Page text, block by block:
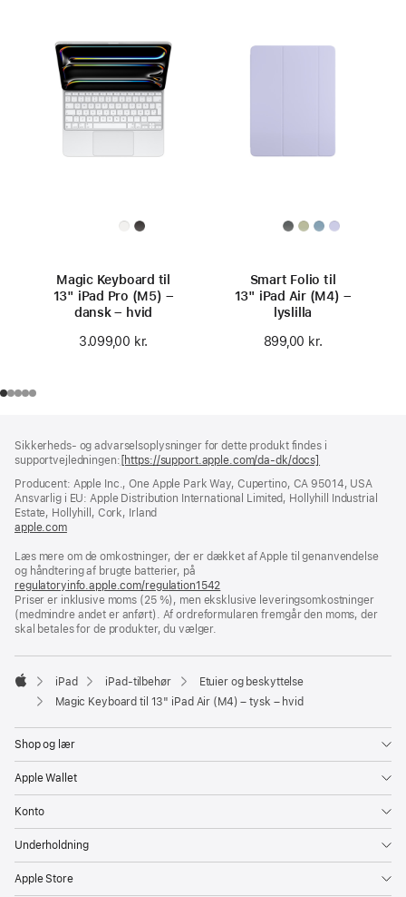
Magic Keyboard til
13" iPad Pro (M5) –
dansk – hvid
3.099,00 kr.
Smart Folio til
13" iPad Air (M4) –
lyslilla
899,00 kr.
Sikkerheds- og advarselsoplysninger for dette produkt findes i
supportvejledningen: [https://support.apple.com/da-dk/docs]
et
nyt
Producent: Apple Inc., One Apple Park Way, Cupertino, CA 95014, USA
Ansvarlig i EU: Apple Distribution International Limited, Hollyhill Industrial
Estate, Hollyhill, Cork, Irland
apple.com(åbner
et
nyt
vindue)
Læs mere om de omkostninger, der er dækket af Apple til genanvendelse
og håndtering af brugte batterier, på
regulatoryinfo.apple.com/regulation1542
i
et
Priser er inklusive moms (25 %), men eksklusive leveringsomkostninger
(medmindre andet er anført). Af ordreformularen fremgår den moms, der
skal betales for de produkter, du vælger.
Apple
iPad iPad-tilbehør
Etuier og beskyttelse
Magic Keyboard til 13" iPad Air (M4) – tysk – hvid
Shop og lær
Apple Wallet
Konto
Underholdning
Apple Store